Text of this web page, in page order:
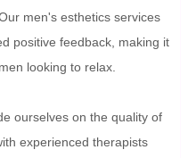
men's esthetics services
positive feedback, making it
looking to relax.
ourselves on the quality of
experienced therapists